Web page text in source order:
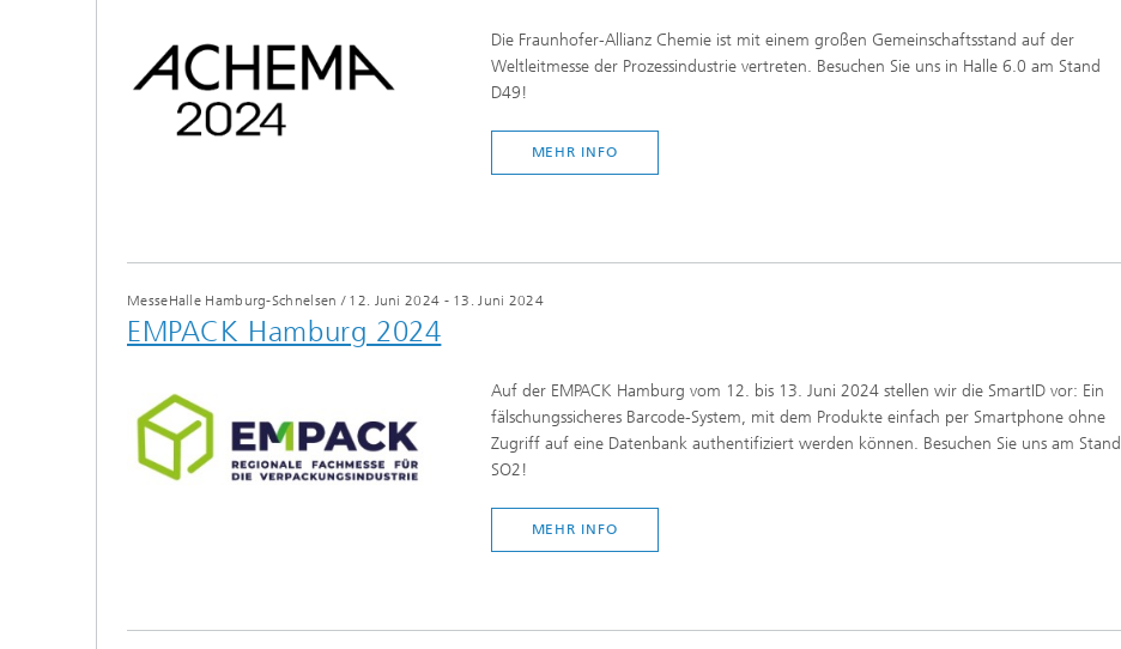
Die Fraunhofer-Allianz Chemie ist mit einem großen Gemeinschaftsstand auf der
Weltleitmesse der Prozessindustrie vertreten. Besuchen Sie uns in Halle 6.0 am Stand
D49!
MEHR INFO
MesseHalle Hamburg-Schnelsen / 12. Juni 2024 - 13. Juni 2024
EMPACK Hamburg 2024
Auf der EMPACK Hamburg vom 12. bis 13. Juni 2024 stellen wir die SmartID vor: Ein
fälschungssicheres Barcode-System, mit dem Produkte einfach per Smartphone ohne
Zugriff auf eine Datenbank authentifiziert werden können. Besuchen Sie uns am Stand
SO2!
MEHR INFO